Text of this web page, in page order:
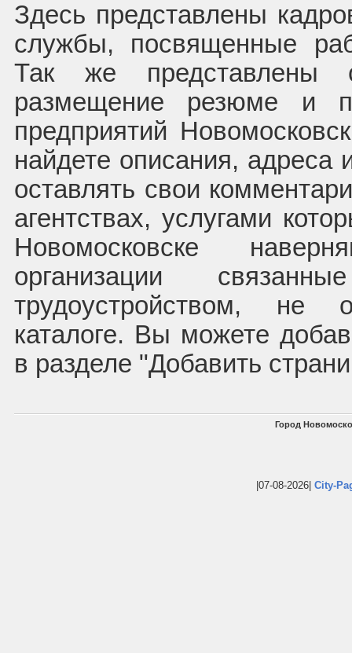
Здесь представлены
службы, посвященные
Так же представлены
размещение резюме и
предприятий
найдете описания,
оставлять свои
агентствах, услугами
Новомосковске
организации
трудоустройством,
каталоге. Вы можете
в разделе "Добавить
Город
|07-08-2026| City-